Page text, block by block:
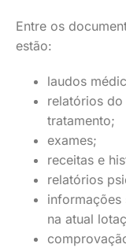
Entre os
estão:
laudos
relatórios
tratamento;
exames;
receitas e
relatórios
informações
na atual